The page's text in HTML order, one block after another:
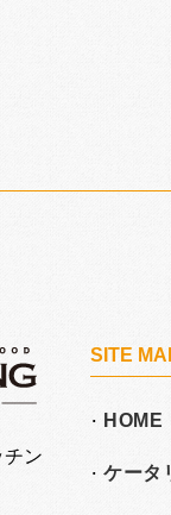
チン
SITE
HOME
ケータ